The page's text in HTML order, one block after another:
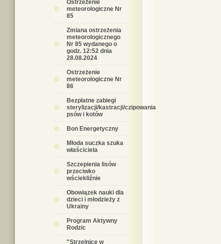
Ostrzeżenie
meteorologiczne Nr
85
Zmiana ostrzeżenia
meteorologicznego
Nr 85 wydanego o
godz. 12:52 dnia
28.08.2024
Ostrzeżenie
meteorologiczne Nr
86
Bezpłatne zabiegi
sterylizacji/kastracji/czipowania
psów i kotów
Bon Energetyczny
Młoda suczka szuka
właściciela
Szczepienia lisów
przeciwko
wściekliźnie
Obowiązek nauki dla
dzieci i młodzieży z
Ukrainy
Program Aktywny
Rodzic
"Strzelnice w